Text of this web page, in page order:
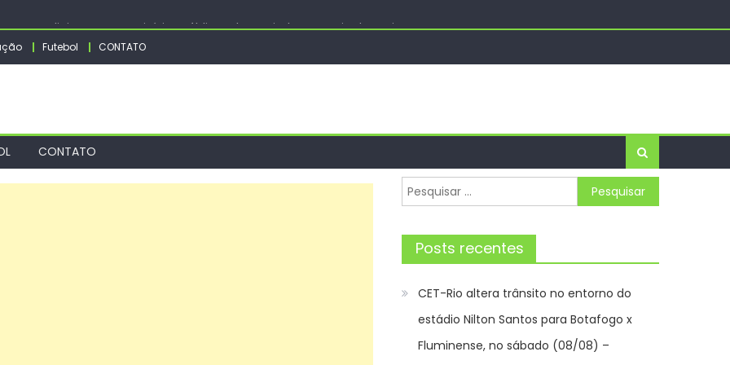
religiosa nos cemitérios públicos da Capital para o Dia dos Pais
para registrarem candidaturas nos tribunais
no entorno do estádio Nilton Santos para Botafogo x Fluminense, no sábado (08/08) – Prefeitura da Cidade do Rio
Futebol CONTATO
CONTATO
Pesquisar
por:
Posts recentes
CET-Rio altera trânsito no entorno do
estádio Nilton Santos para Botafogo x
Fluminense, no sábado (08/08) –